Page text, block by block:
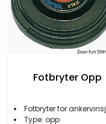
Fotbryter Opp
Fotbryter for ankervinsj
Type: opp